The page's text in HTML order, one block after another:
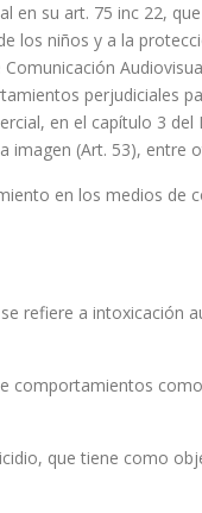
en su art. 75 inc 22,
los niños y a la
perjudiciales
en el capítulo 3
imagen (Art. 53), entre
en los medios de
refiere a intoxicación
que tiene como